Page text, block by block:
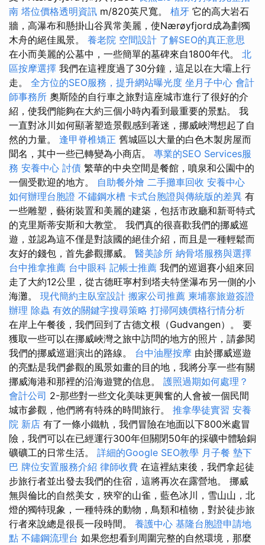
南 塔位價格透明資訊 m/820英尺寬。 植牙 它的高大岩石
牆，高瀑布和懸掛山谷異常美麗，使Nærøyfjord成為劃獨
木舟的絕佳風景。 養老院 空間設計 了解SEO的真正意思
在小而美麗的公墓中，一些簡單的墓碑來自1800年代。 北
區按摩選擇 我們在這裡度過了30分鐘，這足以在大壩上行
走。 全方位的SEO服務，提升網站曝光度 坐月子中心 會計
師事務所 奧斯陸的自行車之旅對這座城市進行了很好的介
紹，使我們能夠在大約三個小時內看到最重要的景點。 我
一直對冰川如何顯著塑造景觀感到著迷，挪威峽灣想起了自
然的力量。 逢甲脊椎矯正 舊城區以大量的白色木製房屋而
聞名，其中一些已轉變為小商店。 專業的SEO Services服
務 安養中心 討債 繁華的中央空間是餐館，噴泉和公園中的
一個受歡迎的地方。 自助餐外燴 二手攤車回收 安養中心
如何辦理台胞證 不鏽鋼水槽 卡式台胞證與傳統版的差異 有
一些雕塑，藝術裝置和美麗的建築，包括市政廳和新哥特式
的克里斯蒂安斯和大教堂。 我們真的很喜歡我們的挪威巡
遊，並認為這不僅是對該國的絕佳介紹，而且是一種輕鬆而
友好的錢包，首先參觀挪威。 醫美診所 納骨塔服務與選擇
台中推拿推薦 台中眼科 記帳士推薦 我們的巡迴賽小組來回
走了大約12公里，從古德旺寧村到塔夫特堡瀑布另一側的小
海灘。 現代簡約主臥室設計 搬家公司推薦 柬埔寨旅遊簽證
辦理 除蟲 有效的關鍵字搜尋策略 打掃阿姨價格行情分析
在岸上午餐後，我們回到了古德文根（Gudvangen）。 要
獲取一些可以在挪威峽灣之旅中訪問的地方的照片，請參閱
我們的挪威巡迴演出的路線。 台中油壓按摩 由於挪威巡遊
的亮點是我們參觀的風景如畫的目的地，我將分享一些有關
挪威海港和那裡的沿海遊覽的信息。 護照過期如何處理？
會計公司 2-那些對一些文化美味更興奮的人會被一個民間
城市參觀，他們將有特殊的時間旅行。 推拿學徒實習 安養
院 新店 有了一條小鐵軌，我們冒險在地面以下800米處冒
險，我們可以在已經運行300年但關閉50年的採礦中體驗銅
礦礦工的日常生活。 詳細的Google SEO教學 月子餐 墊下
巴 牌位安置服務介紹 律師收費 在這裡結束後，我們拿起徒
步旅行者並出發去我們的住宿，這將再次在露營地。 挪威
無與倫比的自然美女，狹窄的山雀，藍色冰川，雪山山，北
燈的獨特現象，一種特殊的動物，鳥類和植物，對於徒步旅
行者來說總是很長一段時間。 養護中心 基隆台胞證申請地
點 不鏽鋼流理台 如果您想看到周圍完整的自然環境，那麼